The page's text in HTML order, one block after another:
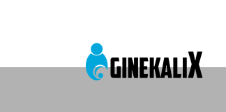
Main Navigation